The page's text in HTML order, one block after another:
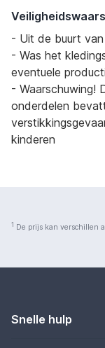
- Uit de buurt
- Was het
eventuele
- Waarschuwing!
onderdelen
kinderen
1 De prijs kan verschillen
Snelle hulp